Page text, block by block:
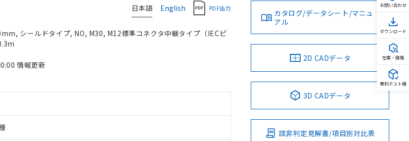
日本語 English PDF出力
シールドタイプ, NO, M30, M12標準コネクタ中継タイプ（IECピ
情報更新
カタログ/データシート/マニュ
アル
2D CADデータ
3D CADデータ
該非判定見解書/項目別対比表
お問い合わせ
ダウンロード
在庫・価格
無料テスト機